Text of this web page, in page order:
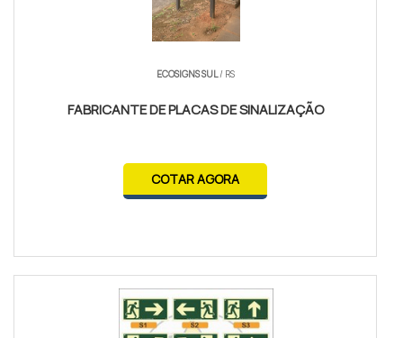
ECOSIGNS SUL/ RS
FABRICANTE DE PLACAS DE SINALIZAÇÃO
COTAR AGORA